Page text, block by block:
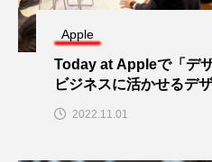
Apple
Today at Appleで「デ
ビジネスに活かせるデ
2022.11.01